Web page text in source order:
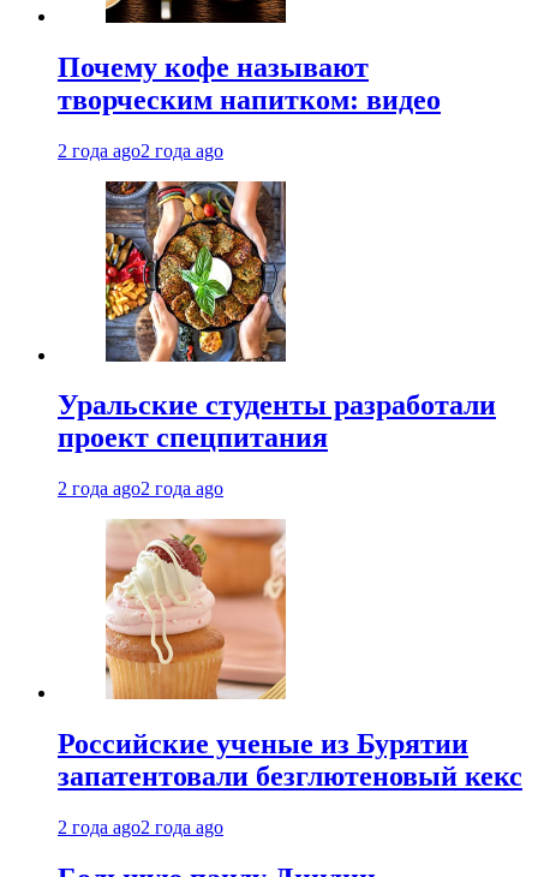
Почему кофе называют
творческим напитком: видео
2 года ago2 года ago
Уральские студенты разработали
проект спецпитания
2 года ago2 года ago
Российские ученые из Бурятии
запатентовали безглютеновый кекс
2 года ago2 года ago